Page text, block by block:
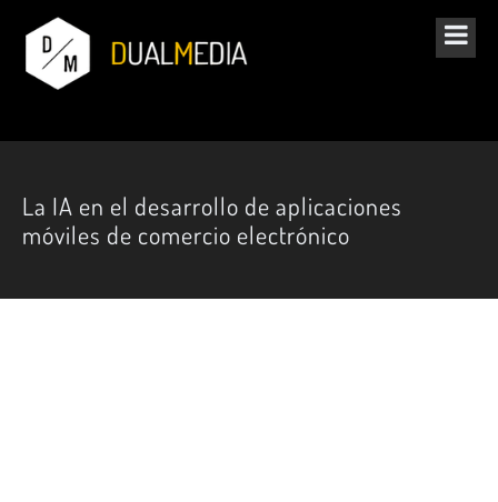
La IA en el desarrollo de aplicaciones
móviles de comercio electrónico